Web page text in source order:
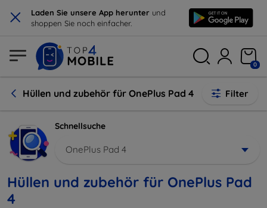
× Laden Sie unsere App herunter und
shoppen Sie noch einfacher.
0
Hüllen und zubehör für OnePlus Pad 4 Filter
Schnellsuche
OnePlus Pad 4
Hüllen und zubehör für OnePlus Pad
4